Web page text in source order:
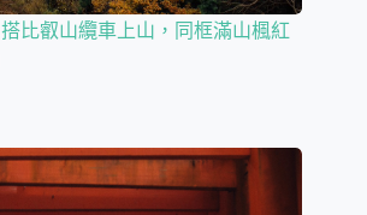
比叡山纜車上山，同框滿山楓紅